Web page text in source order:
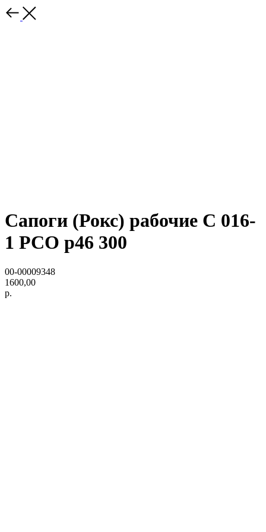
Сапоги (Рокс) рабочие С 016-
1 РСО р46 300
00-00009348
1600,00
р.